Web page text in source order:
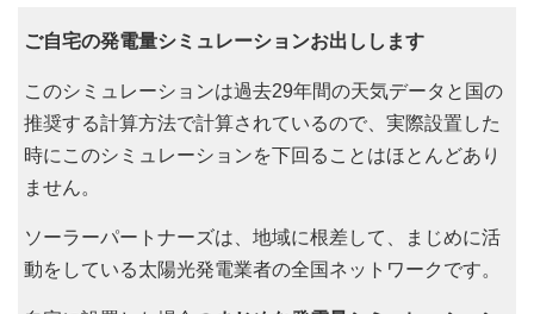
ご自宅の発電量シミュレーションお出しします
このシミュレーションは過去29年間の天気データと国の
推奨する計算方法で計算されているので、実際設置した
時にこのシミュレーションを下回ることはほとんどあり
ません。
ソーラーパートナーズは、地域に根差して、まじめに活
動をしている太陽光発電業者の全国ネットワークです。